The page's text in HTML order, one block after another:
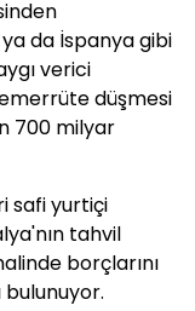
da İspanya gibi
verici
düşmesi
700 milyar
safi yurtiçi
tahvil
borçlarını
bulunuyor.